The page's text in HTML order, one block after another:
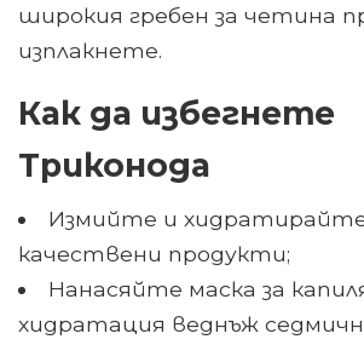
широкия гребен за четина
изплакнете.
Как да избегнете
Триконода
Измийте и
качествени продукти;
Нанасяйте маска за
хидратация веднъж